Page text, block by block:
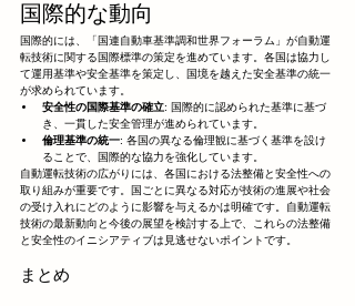
国際的な動向
国際的には、「国連自動車基準調和世界フォーラム」が自動運
転技術に関する国際標準の策定を進めています。各国は協力し
て運用基準や安全基準を策定し、国境を越えた安全基準の統一
が求められています。
安全性の国際基準の確立: 国際的に認められた基準に基づ
き、一貫した安全管理が進められています。
倫理基準の統一: 各国の異なる倫理観に基づく基準を設け
ることで、国際的な協力を強化しています。
自動運転技術の広がりには、各国における法整備と安全性への
取り組みが重要です。国ごとに異なる対応が技術の進展や社会
の受け入れにどのように影響を与えるかは明確です。自動運転
技術の最新動向と今後の展望を検討する上で、これらの法整備
と安全性のイニシアティブは見逃せないポイントです。
まとめ